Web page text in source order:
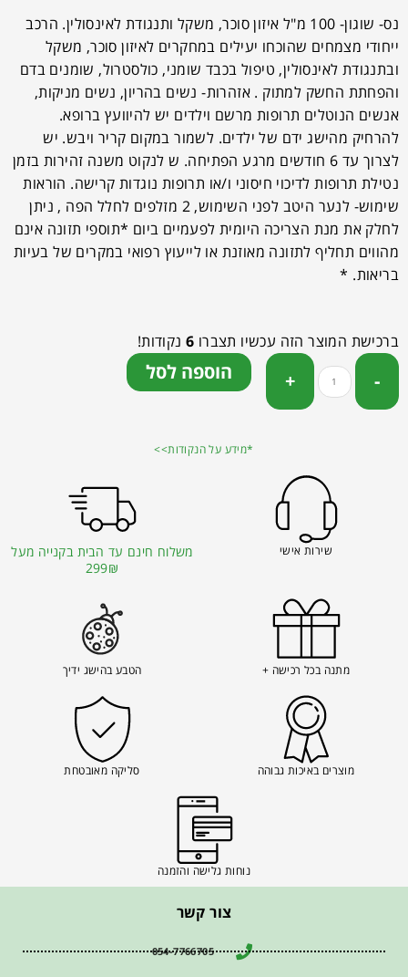
נס- שוגון- 100 מ"ל איזון סוכר, משקל ותנגודת לאינסולין. הרכב
ייחודי מצמחים שהוכחו יעילים במחקרים לאיזון סוכר, משקל
ובתנגודת לאינסולין, טיפול בכבד שומני, כולסטרול, שומנים בדם
והפחתת החשק למתוק . אזהרות- נשים בהריון, נשים מניקות,
אנשים הנוטלים תרופות מרשם וילדים יש להיוועץ ברופא.
להרחיק מהישג ידם של ילדים. לשמור במקום קריר ויבש. יש
לצרוך עד 6 חודשים מרגע הפתיחה. ש לנקוט משנה זהירות בזמן
נטילת תרופות לדיכוי חיסוני ו/או תרופות נוגדות קרישה. הוראות
שימוש- לנער היטב לפני השימוש, 2 מזלפים לחלל הפה , ניתן
לחלק את מנת הצריכה היומית לפעמיים ביום *תוספי תזונה אינם
מהווים תחליף לתזונה מאוזנת או לייעוץ רפואי במקרים של בעיות
בריאות. *
ברכישת המוצר הזה עכשיו תצברו 6 נקודות!
הוספה לסל
*מידע על הנקודות>>
שירות אישי
משלוח חינם עד הבית בקנייה מעל
299₪
מתנה בכל רכישה + הטבע בהישג ידיך
מוצרים באיכות גבוהה סליקה מאובטחת
נוחות גלישה והזמנה
צור קשר
054-7766705